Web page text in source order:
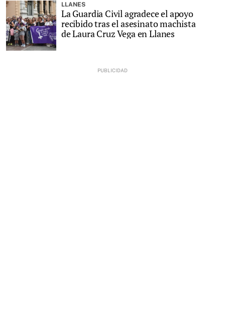
LLANES
La Guardia Civil agradece el apoyo
recibido tras el asesinato machista
de Laura Cruz Vega en Llanes